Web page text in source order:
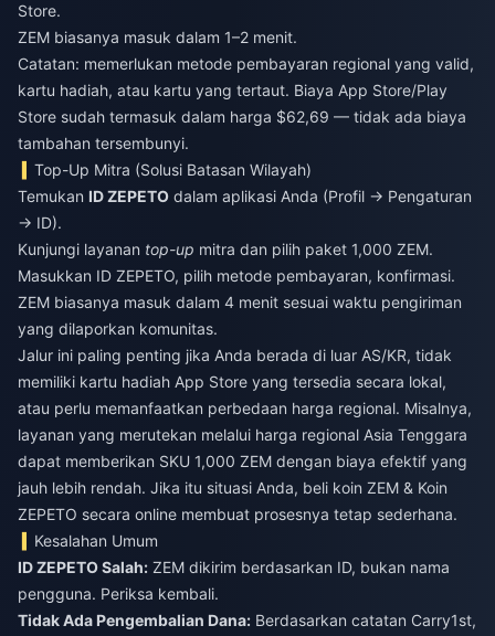
Store.
ZEM biasanya masuk dalam 1–2 menit.
Catatan: memerlukan metode pembayaran regional yang valid,
kartu hadiah, atau kartu yang tertaut. Biaya App Store/Play
Store sudah termasuk dalam harga $62,69 — tidak ada biaya
tambahan tersembunyi.
Top-Up Mitra (Solusi Batasan Wilayah)
Temukan ID ZEPETO dalam aplikasi Anda (Profil → Pengaturan
→ ID).
Kunjungi layanan top-up mitra dan pilih paket 1,000 ZEM.
Masukkan ID ZEPETO, pilih metode pembayaran, konfirmasi.
ZEM biasanya masuk dalam 4 menit sesuai waktu pengiriman
yang dilaporkan komunitas.
Jalur ini paling penting jika Anda berada di luar AS/KR, tidak
memiliki kartu hadiah App Store yang tersedia secara lokal,
atau perlu memanfaatkan perbedaan harga regional. Misalnya,
layanan yang merutekan melalui harga regional Asia Tenggara
dapat memberikan SKU 1,000 ZEM dengan biaya efektif yang
jauh lebih rendah. Jika itu situasi Anda, beli koin ZEM & Koin
ZEPETO secara online membuat prosesnya tetap sederhana.
Kesalahan Umum
ID ZEPETO Salah: ZEM dikirim berdasarkan ID, bukan nama
pengguna. Periksa kembali.
Tidak Ada Pengembalian Dana: Berdasarkan catatan Carry1st,